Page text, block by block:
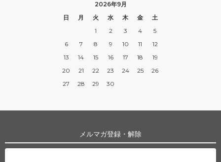
2026年9月
日
月 火 水 木 金
土
1
2 3 4
5
6
7 8 9 10 11
12
13
14 15 16 17 18
19
20
21 22 23 24 25
26
27
28 29 30
メルマガ登録・解除